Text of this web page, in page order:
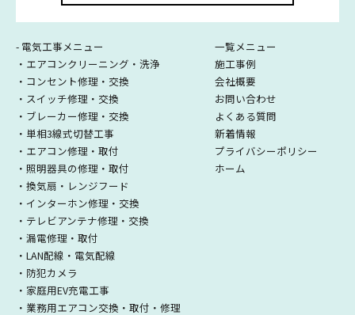
- 電気工事メニュー
・エアコンクリーニング・洗浄
・コンセント修理・交換
・スイッチ修理・交換
・ブレーカー修理・交換
・単相3線式切替工事
・エアコン修理・取付
・照明器具の修理・取付
・換気扇・レンジフード
・インターホン修理・交換
・テレビアンテナ修理・交換
・漏電修理・取付
・LAN配線・電気配線
・防犯カメラ
・家庭用EV充電工事
・業務用エアコン交換・取付・修理
一覧メニュー
施工事例
会社概要
お問い合わせ
よくある質問
新着情報
プライバシーポリシー
ホーム